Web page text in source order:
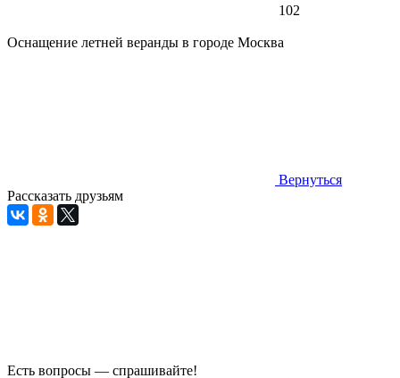
102
Оснащение летней веранды в городе Москва
Вернуться
Рассказать друзьям
Есть вопросы — спрашивайте!